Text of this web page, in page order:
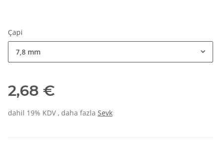
Çapi
7,8 mm
2,68 €
dahil 19% KDV , daha fazla Sevk